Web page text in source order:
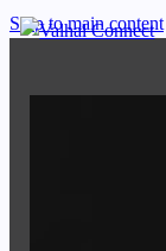
Skip to main content